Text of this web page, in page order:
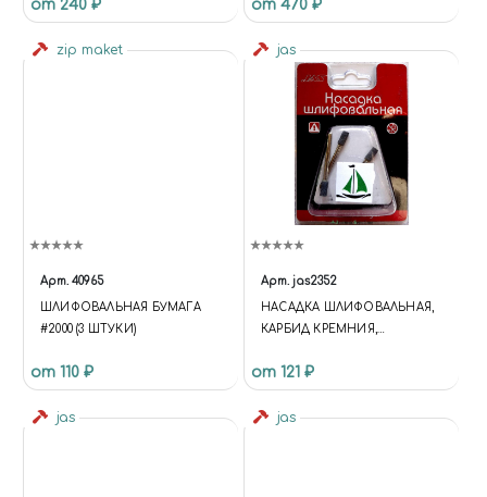
от 240 ₽ от 470 ₽
zip maket
Арт. 40965
ШЛИФОВАЛЬНАЯ БУМАГА
#2000 (3 ШТУКИ)
от 110 ₽
jas
Арт. jas2352
НАСАДКА ШЛИФОВАЛЬНАЯ,
КАРБИД КРЕМНИЯ,
БЛИСТЕРЕ, 3 ШТ.
от 121 ₽
jas jas